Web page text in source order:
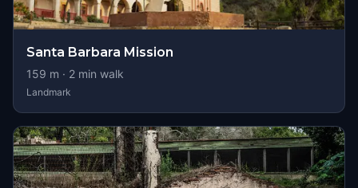
Santa Barbara Mission
159 m · 2 min walk
Landmark